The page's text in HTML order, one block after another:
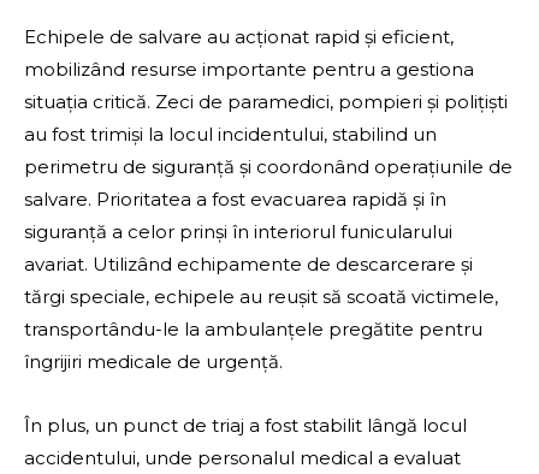
Echipele de salvare au acționat rapid și eficient,
mobilizând resurse importante pentru a gestiona
situația critică. Zeci de paramedici, pompieri și polițiști
au fost trimiși la locul incidentului, stabilind un
perimetru de siguranță și coordonând operațiunile de
salvare. Prioritatea a fost evacuarea rapidă și în
siguranță a celor prinși în interiorul funicularului
avariat. Utilizând echipamente de descarcerare și
tărgi speciale, echipele au reușit să scoată victimele,
transportându-le la ambulanțele pregătite pentru
îngrijiri medicale de urgență.
În plus, un punct de triaj a fost stabilit lângă locul
accidentului, unde personalul medical a evaluat